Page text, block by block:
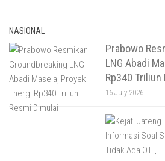
NASIONAL
Prabowo
LNG Abadi
Rp340 Triliun
16 July 2026